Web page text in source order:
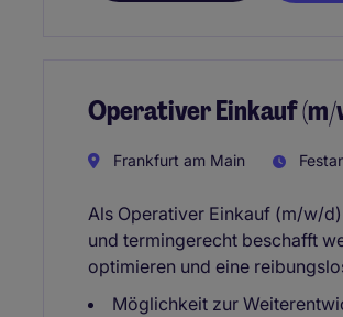
Operativer Einkauf (m/
Frankfurt am Main
Als Operativer Einkauf (m/w/
und termingerecht beschafft
optimieren und eine
Möglichkeit zur